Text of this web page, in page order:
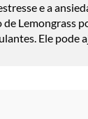
e a
Lemongrass
Ele pode